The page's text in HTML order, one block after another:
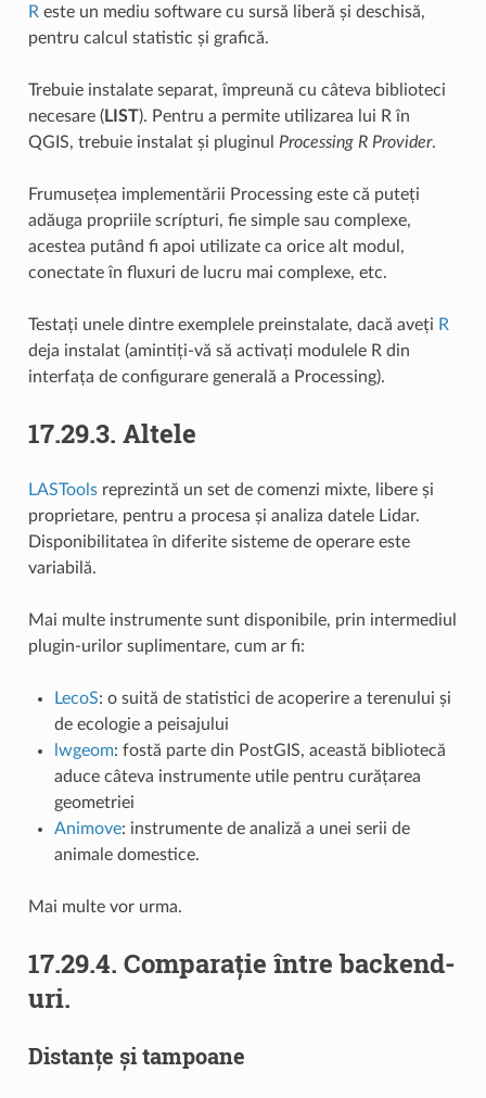
R este un mediu software cu sursă liberă și deschisă,
pentru calcul statistic și grafică.
Trebuie instalate separat, împreună cu câteva biblioteci
necesare (LIST). Pentru a permite utilizarea lui R în
QGIS, trebuie instalat și pluginul Processing R Provider.
Frumusețea implementării Processing este că puteți
adăuga propriile scrípturi, fie simple sau complexe,
acestea putând fi apoi utilizate ca orice alt modul,
conectate în fluxuri de lucru mai complexe, etc.
Testați unele dintre exemplele preinstalate, dacă aveți R
deja instalat (amintiți-vă să activați modulele R din
interfața de configurare generală a Processing).
17.29.3. Altele
LASToolsreprezintă un set de comenzi mixte, libere și
proprietare, pentru a procesa și analiza datele Lidar.
Disponibilitatea în diferite sisteme de operare este
variabilă.
Mai multe instrumente sunt disponibile, prin intermediul
plugin-urilor suplimentare, cum ar fi:
LecoS: o suită de statistici de acoperire a terenului și
de ecologie a peisajului
lwgeom: fostă parte din PostGIS, această bibliotecă
aduce câteva instrumente utile pentru curățarea
geometriei
Animove: instrumente de analiză a unei serii de
animale domestice.
Mai multe vor urma.
17.29.4. Comparație între backend-
uri.
Distanțe și tampoane